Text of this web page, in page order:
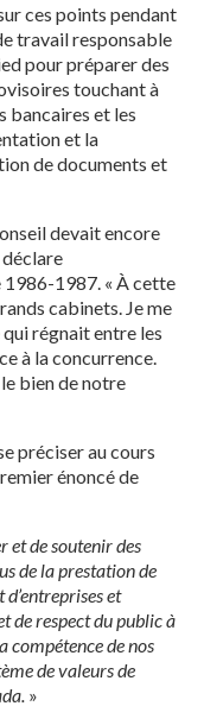
ces points pendant
travail responsable
pour préparer des
touchant à
bancaires et les
et la
de documents et
devait encore
1986-1987. « À cette
cabinets. Je me
régnait entre les
à la concurrence.
bien de notre
préciser au cours
énoncé de
et de soutenir des
de la prestation de
et
de respect du public à
compétence de nos
de valeurs de
»